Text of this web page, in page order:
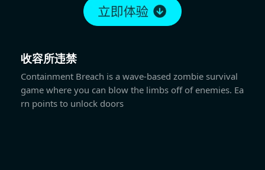
收容所违禁
Containment Breach is a wave-based zombie survival
game where you can blow the limbs off of enemies. Ea
rn points to unlock doors